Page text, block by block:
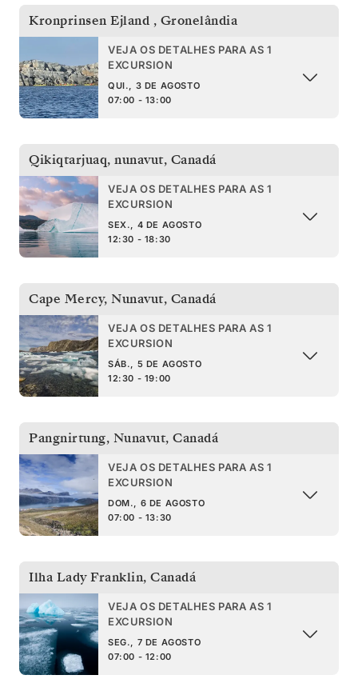
Kronprinsen Ejland , Gronelândia
VEJA OS DETALHES PARA AS 1
EXCURSION
QUI., 3 DE AGOSTO
07:00 - 13:00
Qikiqtarjuaq, nunavut, Canadá
VEJA OS DETALHES PARA AS 1
EXCURSION
SEX., 4 DE AGOSTO
12:30 - 18:30
Cape Mercy, Nunavut, Canadá
VEJA OS DETALHES PARA AS 1
EXCURSION
SÁB., 5 DE AGOSTO
12:30 - 19:00
Pangnirtung, Nunavut, Canadá
VEJA OS DETALHES PARA AS 1
EXCURSION
DOM., 6 DE AGOSTO
07:00 - 13:30
Ilha Lady Franklin, Canadá
VEJA OS DETALHES PARA AS 1
EXCURSION
SEG., 7 DE AGOSTO
07:00 - 12:00